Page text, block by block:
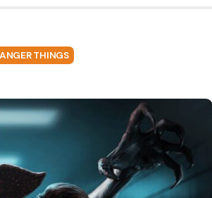
THINGS